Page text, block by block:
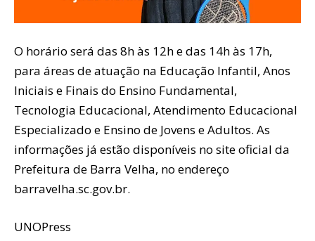
O horário será das 8h às 12h e das 14h às 17h,
para áreas de atuação na Educação Infantil, Anos
Iniciais e Finais do Ensino Fundamental,
Tecnologia Educacional, Atendimento Educacional
Especializado e Ensino de Jovens e Adultos. As
informações já estão disponíveis no site oficial da
Prefeitura de Barra Velha, no endereço
barravelha.sc.gov.br.
UNOPress